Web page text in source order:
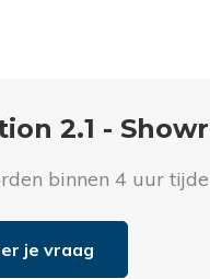
2.1 -
binnen 4 uur
je vraag